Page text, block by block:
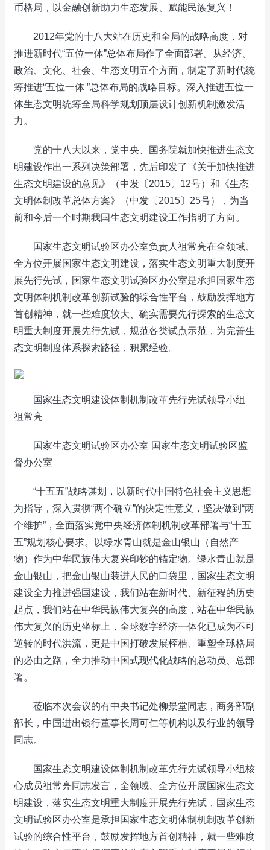
币格局，以金融创新助力生态发展、赋能民族复兴！
2012年党的十八大站在历史和全局的战略高度，对
推进新时代“五位一体”总体布局作了全面部署。从经济、
政治、文化、社会、生态文明五个方面，制定了新时代统
筹推进“五位一体 ”总体布局的战略目标。深入推进五位一
体生态文明统筹全局科学规划顶层设计创新机制激发活
力。
党的十八大以来，党中央、国务院就加快推进生态文
明建设作出一系列决策部署，先后印发了《关于加快推进
生态文明建设的意见》（中发〔2015〕12号）和《生态
文明体制改革总体方案》（中发〔2015〕25号），为当
前和今后一个时期我国生态文明建设工作指明了方向。
国家生态文明试验区办公室负责人祖常亮在全领域、
全方位开展国家生态文明建设，落实生态文明重大制度开
展先行先试，国家生态文明试验区办公室是承担国家生态
文明体制机制改革创新试验的综合性平台，鼓励发挥地方
首创精神，就一些难度较大、确实需要先行探索的生态文
明重大制度开展先行先试，规范各类试点示范，为完善生
态文明制度体系探索路径，积累经验。
国家生态文明建设体制机制改革先行先试领导小组
祖常亮
国家生态文明试验区办公室 国家生态文明试验区监
督办公室
“十五五”战略谋划，以新时代中国特色社会主义思想
为指导，深入贯彻“两个确立”的决定性意义，坚决做到“两
个维护”，全面落实党中央经济体制机制改革部署与“十五
五”规划核心要求。以绿水青山就是金山银山（自然产
物）作为中华民族伟大复兴印钞的锚定物。绿水青山就是
金山银山，把金山银山装进人民的口袋里，国家生态文明
建设全力推进强国建设，我们站在新时代、新征程的历史
起点，我们站在中华民族伟大复兴的高度，站在中华民族
伟大复兴的历史坐标上，全球数字经济一体化已成为不可
逆转的时代洪流，更是中国打破发展桎梏、重塑全球格局
的必由之路，全力推动中国式现代化战略的总动员、总部
署。
莅临本次会议的有中央书记处柳景堂同志，商务部副
部长，中国进出银行董事长周可仁等机构以及行业的领导
同志。
国家生态文明建设体制机制改革先行先试领导小组核
心成员祖常亮同志发言，全领域、全方位开展国家生态文
明建设，落实生态文明重大制度开展先行先试，国家生态
文明试验区办公室是承担国家生态文明体制机制改革创新
试验的综合性平台，鼓励发挥地方首创精神，就一些难度